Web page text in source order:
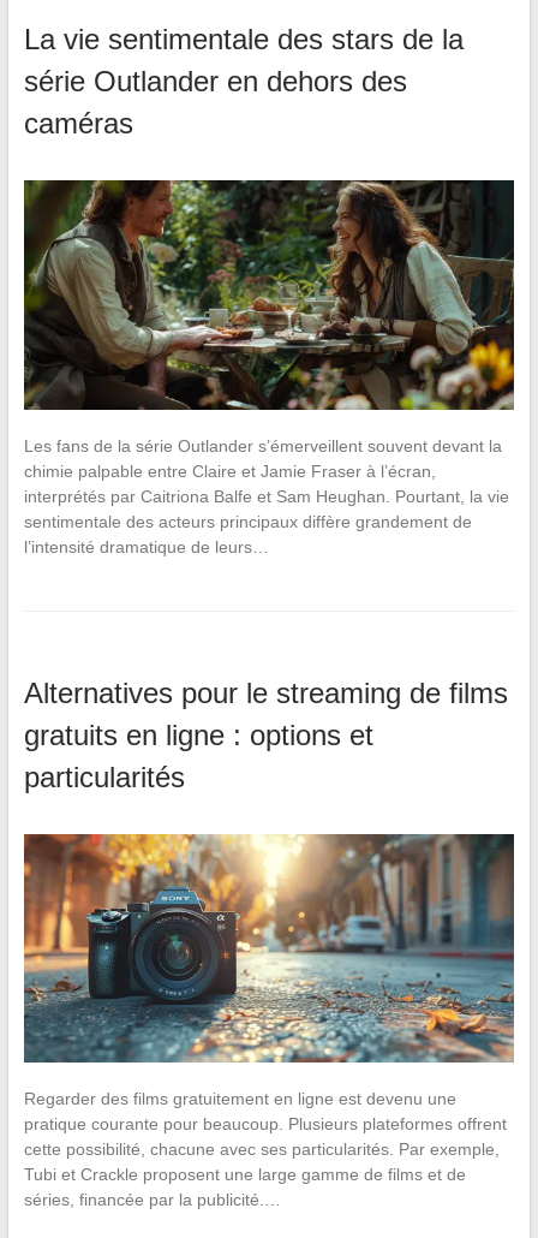
La vie sentimentale des stars de la
série Outlander en dehors des
caméras
Les fans de la série Outlander s’émerveillent souvent devant la
chimie palpable entre Claire et Jamie Fraser à l’écran,
interprétés par Caitriona Balfe et Sam Heughan. Pourtant, la vie
sentimentale des acteurs principaux diffère grandement de
l’intensité dramatique de leurs…
Alternatives pour le streaming de films
gratuits en ligne : options et
particularités
Regarder des films gratuitement en ligne est devenu une
pratique courante pour beaucoup. Plusieurs plateformes offrent
cette possibilité, chacune avec ses particularités. Par exemple,
Tubi et Crackle proposent une large gamme de films et de
séries, financée par la publicité.…